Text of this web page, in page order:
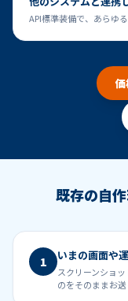
API標準装備で、あらゆ
価
既存の自
1 いまの画面や
スクリーンショ
のをそのままお送